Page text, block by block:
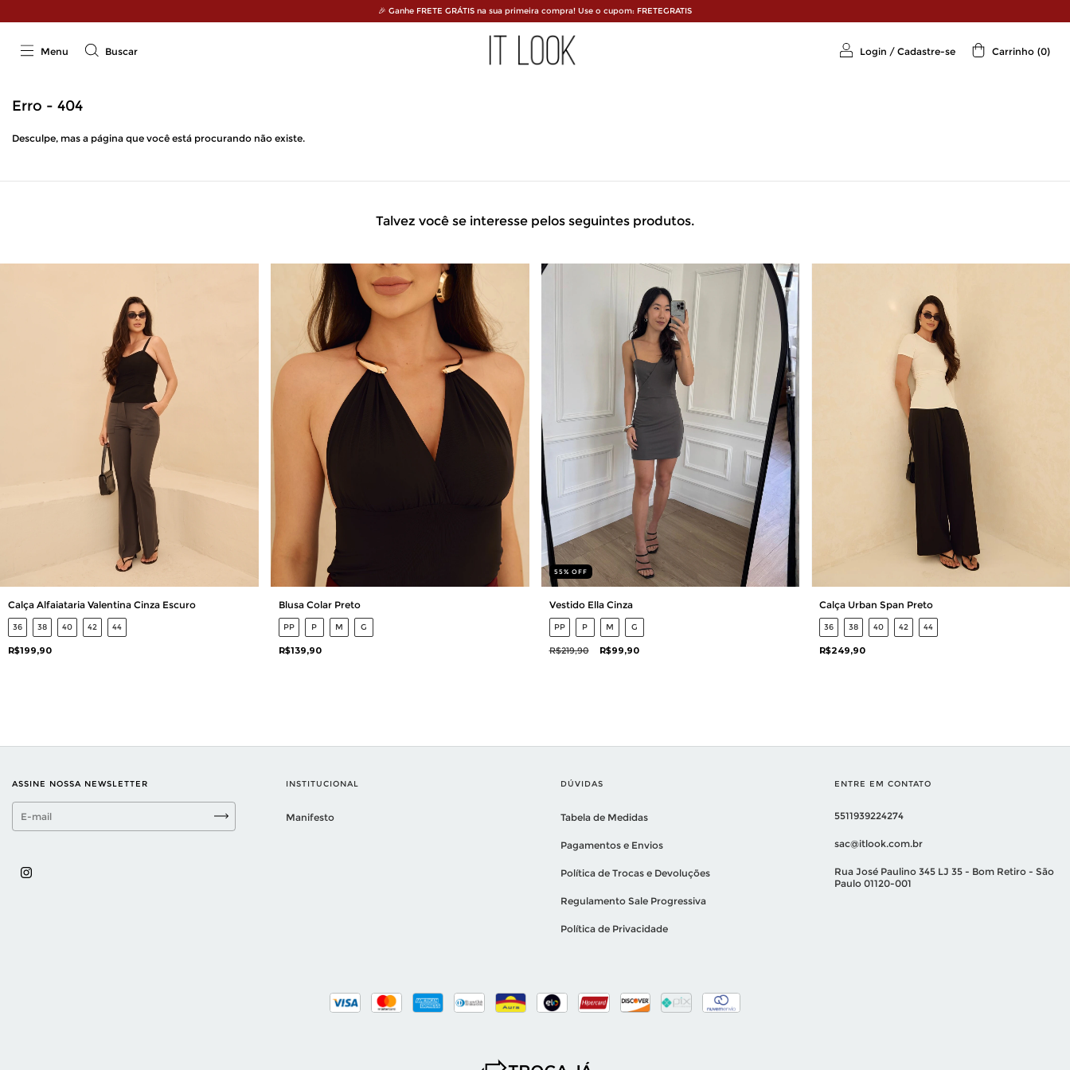
🎉 Ganhe FRETE GRÁTIS na sua primeira compra! Use o cupom: FRETEGRATIS
Menu Buscar Login / Cadastre-se Carrinho (0)
Erro - 404
Desculpe, mas a página que você está procurando não existe.
Talvez você se interesse pelos seguintes produtos.
Calça Alfaiataria Valentina Cinza Escuro
36 38 40 42 44
R$199,90
Blusa Colar Preto
PP P M G
R$139,90
55% OFF
Vestido Ella Cinza
PP P M G
R$219,90 R$99,90
Calça Urban Span Preto
36 38 40 42 44
R$249,90
ASSINE NOSSA NEWSLETTER INSTITUCIONAL
Manifesto
DÚVIDAS
Tabela de Medidas
Pagamentos e Envios
Política de Trocas e Devoluções
Regulamento Sale Progressiva
Política de Privacidade
ENTRE EM CONTATO
5511939224274
sac@itlook.com.br
Rua José Paulino 345 LJ 35 - Bom Retiro - São
Paulo 01120-001